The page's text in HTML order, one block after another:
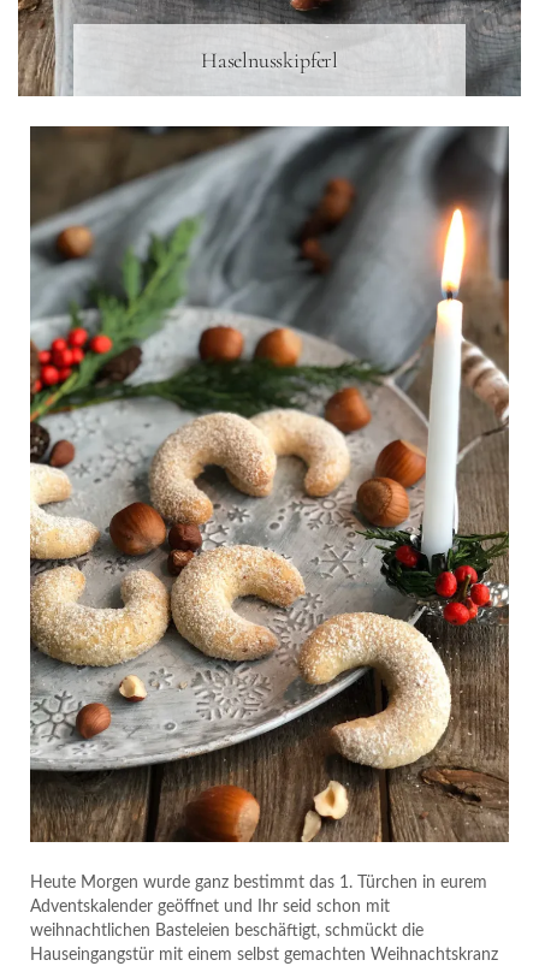
Haselnusskipferl
Heute Morgen wurde ganz bestimmt das 1. Türchen in eurem
Adventskalender geöffnet und Ihr seid schon mit
weihnachtlichen Basteleien beschäftigt, schmückt die
Hauseingangstür mit einem selbst gemachten Weihnachtskranz